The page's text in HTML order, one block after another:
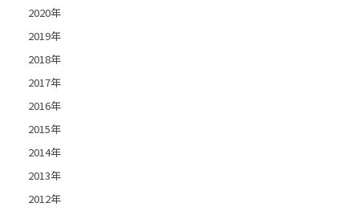
2020年
2019年
2018年
2017年
2016年
2015年
2014年
2013年
2012年